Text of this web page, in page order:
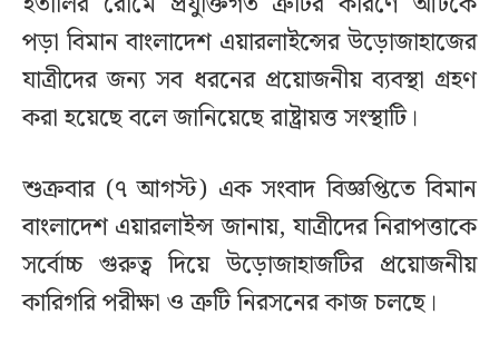
পড়া বিমান বাংলাদেশ এয়ারলাইন্সের উড়োজাহাজের
যাত্রীদের জন্য সব ধরনের প্রয়োজনীয় ব্যবস্থা গ্রহণ
করা হয়েছে বলে জানিয়েছে রাষ্ট্রায়ত্ত সংস্থাটি।
শুক্রবার (৭ আগস্ট) এক সংবাদ বিজ্ঞপ্তিতে বিমান
বাংলাদেশ এয়ারলাইন্স জানায়, যাত্রীদের নিরাপত্তাকে
সর্বোচ্চ গুরুত্ব দিয়ে উড়োজাহাজটির প্রয়োজনীয়
কারিগরি পরীক্ষা ও ত্রুটি নিরসনের কাজ চলছে।